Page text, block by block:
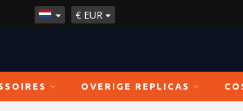
€ EUR
OVERIGE REPLICAS